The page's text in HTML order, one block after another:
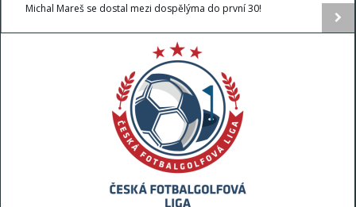
Michal Mareš se dostal mezi dospělýma do první 30!